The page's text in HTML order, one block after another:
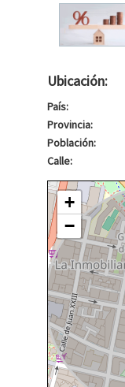
Ubicación:
País:
Provincia:
Población:
Calle:
+
−